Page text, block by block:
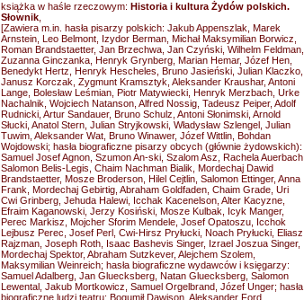
książka w haśle rzeczowym: Historia i kultura Żydów polskich.
Słownik
[Zawiera m.in. hasła pisarzy polskich: Jakub Appenszlak, Marek
Arnstein, Leo Belmont, Izydor Berman, Michał Maksymilian Borwicz,
Roman Brandstaetter, Jan Brzechwa, Jan Czyński, Wilhelm Feldman,
Zuzanna Ginczanka, Henryk Grynberg, Marian Hemar, Józef Hen,
Benedykt Hertz, Henryk Hescheles, Bruno Jasieński, Julian Klaczko,
Janusz Korczak, Zygmunt Kramsztyk, Aleksander Kraushar, Antoni
Lange, Bolesław Leśmian, Piotr Matywiecki, Henryk Merzbach, Urke
Nachalnik, Wojciech Natanson, Alfred Nossig, Tadeusz Peiper, Adolf
Rudnicki, Artur Sandauer, Bruno Schulz, Antoni Słonimski, Arnold
Słucki, Anatol Stern, Julian Stryjkowski, Władysław Szlengel, Julian
Tuwim, Aleksander Wat, Bruno Winawer, Józef Wittlin, Bohdan
Wojdowski; hasła biograficzne pisarzy obcych (głównie żydowskich):
Samuel Josef Agnon, Szumon An-ski, Szalom Asz, Rachela Auerbach,
Salomon Belis-Legis, Chaim Nachman Bialik, Mordechaj Dawid
Brandstaetter, Mosze Broderson, Hilel Cejtlin, Salomon Ettinger, Anna
Frank, Mordechaj Gebirtig, Abraham Goldfaden, Chaim Grade, Uri
Cwi Grinberg, Jehuda Halewi, Icchak Kacenelson, Alter Kacyzne,
Efraim Kaganowski, Jerzy Kosiński, Mosze Kulbak, Icyk Manger,
Perec Markisz, Mojcher Sforim Mendele, Josef Opatoszu, Icchok
Lejbusz Perec, Josef Perl, Cwi-Hirsz Pryłucki, Noach Pryłucki, Eliasz
Rajzman, Joseph Roth, Isaac Bashevis Singer, Izrael Joszua Singer,
Mordechaj Spektor, Abraham Sutzkever, Alejchem Szolem,
Maksymilian Weinreich; hasła biograficzne wydawców i księgarzy:
Samuel Adalberg, Jan Gluecksberg, Natan Gluecksberg, Salomon
Lewental, Jakub Mortkowicz, Samuel Orgelbrand, Józef Unger; hasła
biograficzne ludzi teatru: Bogumił Dawison, Aleksander Ford,